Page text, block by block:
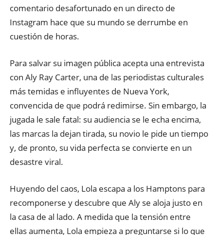
comentario desafortunado en un directo de
Instagram hace que su mundo se derrumbe en
cuestión de horas.
Para salvar su imagen pública acepta una entrevista
con Aly Ray Carter, una de las periodistas culturales
más temidas e influyentes de Nueva York,
convencida de que podrá redimirse. Sin embargo, la
jugada le sale fatal: su audiencia se le echa encima,
las marcas la dejan tirada, su novio le pide un tiempo
y, de pronto, su vida perfecta se convierte en un
desastre viral.
Huyendo del caos, Lola escapa a los Hamptons para
recomponerse y descubre que Aly se aloja justo en
la casa de al lado. A medida que la tensión entre
ellas aumenta, Lola empieza a preguntarse si lo que